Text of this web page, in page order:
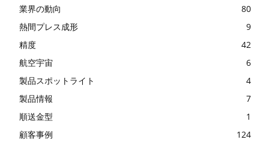
業界の動向
80
熱間プレス成形
9
精度
42
航空宇宙
6
製品スポットライト
4
製品情報
7
順送金型
1
顧客事例
124